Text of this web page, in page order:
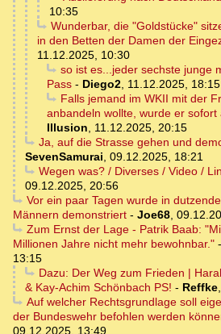
10:35
Wunderbar, die "Goldstücke"
in den Betten der Damen der
11.12.2025, 10:30
so ist es...jeder sechste junge
Pass - Diego2, 11.12.2025, 18:15
Falls jemand im WKII mit der
anbandeln wollte, wurde er
Illusion, 11.12.2025, 20:15
Ja, auf die Strasse gehen und
SevenSamurai, 09.12.2025, 18:21
Wegen was? / Diverses / Video /
09.12.2025, 20:56
Vor ein paar Tagen wurde in
Männern demonstriert - Joe68,
Zum Ernst der Lage - Patrik Baab:
Millionen Jahre nicht mehr bewohnbar." -
13:15
Dazu: Der Weg zum Frieden |
& Kay-Achim Schönbach PS! - Reffke,
Auf welcher Rechtsgrundlage soll
der Bundeswehr befohlen werden
09.12.2025, 13:49